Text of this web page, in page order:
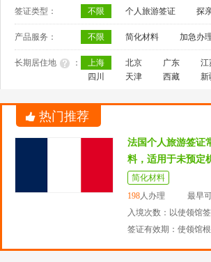
签证类型： 不限 个人旅游签证 探
产品服务： 不限 简化材料 加急办
长期居住地 ： 上海 北京 广东 江
四川
天津 西藏 新
热门推荐
法国个人旅游签证
料，适用于未预定
简化材料
198人办理 最早
入境次数：以使领馆
签证有效期：使领馆